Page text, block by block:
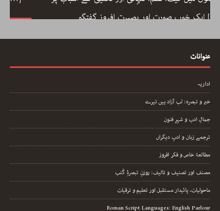
ایک خوب صورت اور بصیرت افروز گفتگو[…]
اداریہ
خبر و تبصرہ: لب آزاد ہیں تیرے
جمالِ ادب و شہرِ فنون
ترجمے زبان و ادبِ دیگراں
مطالعۂ خاص و فکر افروز
مصنف اور تصنیف و تالیف: روزنِ تبصرۂِ کُتب
ماحولیات، پائیدار مستقبل اور تعلیم و ترقیات